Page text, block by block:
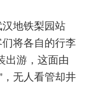
地铁梨园站
们将各自的行李
出游，这面由
，无人看管却井